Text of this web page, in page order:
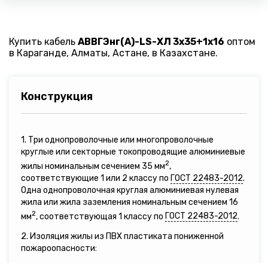
Купить кабель АВВГЭнг(A)-LS-ХЛ 3х35+1х16 оптом
в Караганде, Алматы, Астане, в Казахстане.
Конструкция
1. Три однопроволочные или многопроволочные
круглые или секторные токопроводящие алюминиевые
жилы номинальным сечением 35 мм2,
соответствующие 1 или 2 классу по ГОСТ 22483-2012.
Одна однопроволочная круглая алюминиевая нулевая
жила или жила заземления номинальным сечением 16
мм2, соответствующая 1 классу по ГОСТ 22483-2012.
2. Изоляция жилы из ПВХ пластиката пониженной
пожароопасности: